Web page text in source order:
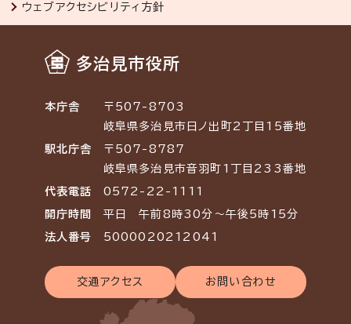
ウェブアクセシビリティ方針
多治見市役所
本庁舎
〒507-8703
岐阜県多治見市日ノ出町2丁目15番地
駅北庁舎
〒507-8787
岐阜県多治見市音羽町1丁目233番地
代表電話 0572-22-1111
開庁時間 平日 午前8時30分～午後5時15分
法人番号 5000020212041
交通アクセス お問い合わせ